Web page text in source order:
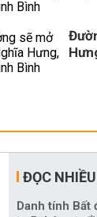
ĐỌC
Danh tính Bất